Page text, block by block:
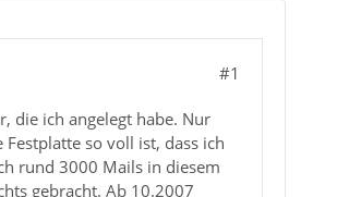
#1
die ich angelegt habe. Nur
so voll ist, dass ich
rund 3000 Mails in diesem
gebracht. Ab 10.2007